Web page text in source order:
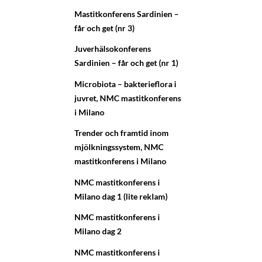
Mastitkonferens Sardinien –
får och get (nr 3)
Juverhälsokonferens
Sardinien – får och get (nr 1)
Microbiota – bakterieflora i
juvret, NMC mastitkonferens
i Milano
Trender och framtid inom
mjölkningssystem, NMC
mastitkonferens i Milano
NMC mastitkonferens i
Milano dag 1 (lite reklam)
NMC mastitkonferens i
Milano dag 2
NMC mastitkonferens i